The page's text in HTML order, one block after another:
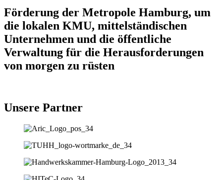
Förderung der Metropole Hamburg, um
die lokalen KMU, mittelständischen
Unternehmen und die öffentliche
Verwaltung für die Herausforderungen
von morgen zu rüsten
Unsere Partner